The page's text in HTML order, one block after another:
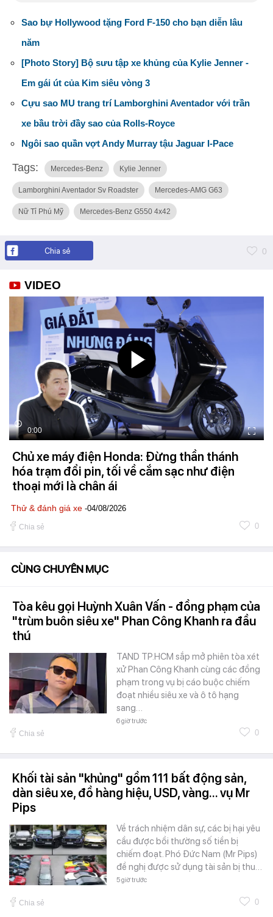
Sao bự Hollywood tặng Ford F-150 cho bạn diễn lâu
năm
[Photo Story] Bộ sưu tập xe khủng của Kylie Jenner -
Em gái út của Kim siêu vòng 3
Cựu sao MU trang trí Lamborghini Aventador với trần
xe bầu trời đầy sao của Rolls-Royce
Ngôi sao quần vợt Andy Murray tậu Jaguar I-Pace
Tags: Mercedes-Benz Kylie Jenner
Lamborghini Aventador Sv Roadster Mercedes-AMG G63
Nữ Tỉ Phú Mỹ Mercedes-Benz G550 4x42
Chia sẻ 0
VIDEO
0:00
Chủ xe máy điện Honda: Đừng thần thánh
hóa trạm đổi pin, tối về cắm sạc như điện
thoại mới là chân ái
Thử & đánh giá xe -04/08/2026
Chia sẻ 0
CÙNG CHUYÊN MỤC
Tòa kêu gọi Huỳnh Xuân Vấn - đồng phạm của
"trùm buôn siêu xe" Phan Công Khanh ra đầu
thú
TAND TP.HCM sắp mở phiên tòa xét
xử Phan Công Khanh cùng các đồng
phạm trong vụ bị cáo buộc chiếm
đoạt nhiều siêu xe và ô tô hạng
sang…
6 giờ trước
Chia sẻ 0
Khối tài sản "khủng" gồm 111 bất động sản,
dàn siêu xe, đồ hàng hiệu, USD, vàng... vụ Mr
Pips
Về trách nhiệm dân sự, các bị hại yêu
cầu được bồi thường số tiền bị
chiếm đoạt. Phó Đức Nam (Mr Pips)
đề nghị được sử dụng tài sản bị thu…
5 giờ trước
Chia sẻ 0